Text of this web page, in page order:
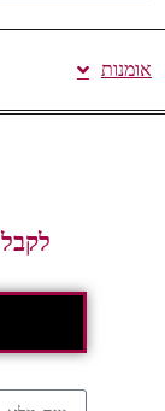
אומנות